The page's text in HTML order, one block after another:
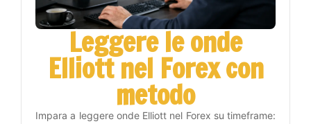
Leggere le onde
Elliott nel Forex con
metodo
Impara a leggere onde Elliott nel Forex su timeframe: